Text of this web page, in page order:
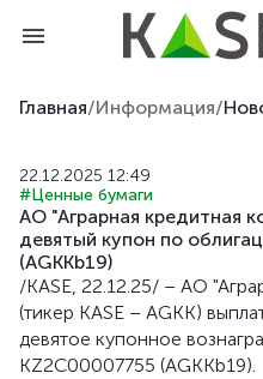
Главная/Информация/
22.12.2025 12:49
#Ценные бумаги
АО "Аграрная кредитная
девятый купон по
(AGKKb19)
/KASE, 22.12.25/ – АО
(тикер KASE – AGKK)
девятое купонное
KZ2C00007755 (AGKKb19).